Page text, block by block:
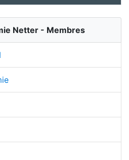
Netter - Membres